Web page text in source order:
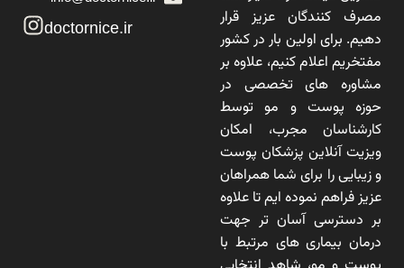
مصرف کنندگان عزیز قرار
دهیم. برای اولین بار در کشور
مفتخریم اعلام کنیم، علاوه بر
مشاوره های تخصصی در
حوزه پوست و مو توسط
کارشناسان مجرب، امکان
ویزیت آنلاین پزشکان پوست
و زیبایی را برای شما همراهان
عزیز فراهم نموده ایم تا علاوه
بر دسترسی آسان تر جهت
درمان بیماری های مرتبط با
doctornice.ir